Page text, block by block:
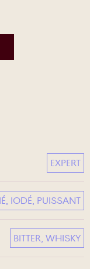
EXPERT
IODÉ, PUISSANT
BITTER, WHISKY